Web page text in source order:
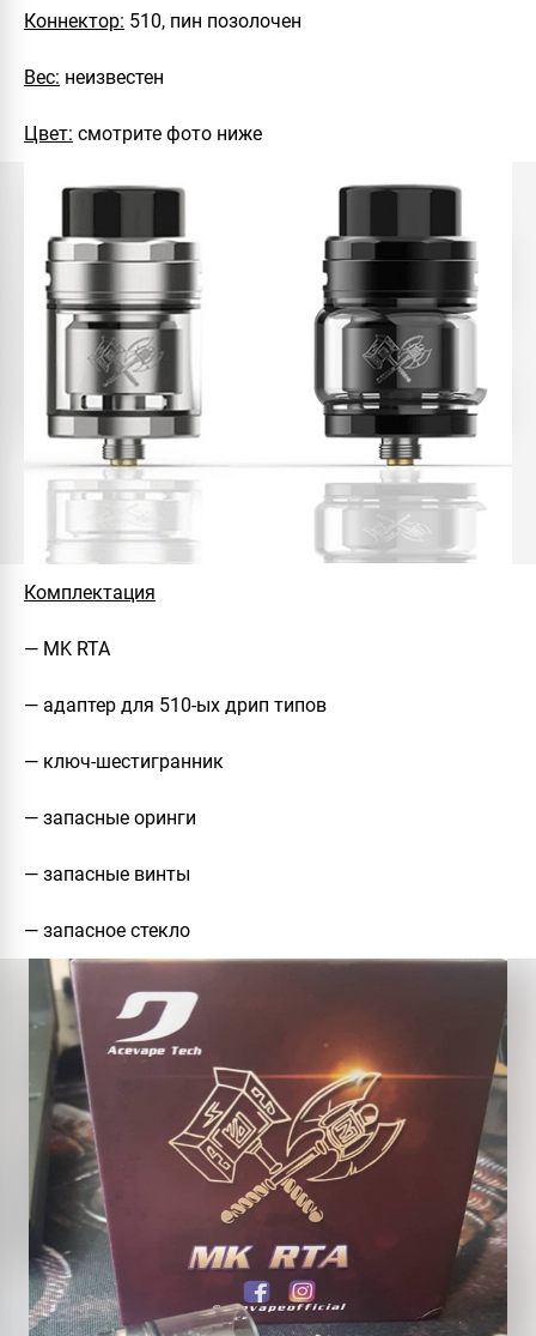
Коннектор: 510, пин позолочен
Вес: неизвестен
Цвет: смотрите фото ниже
Комплектация
— MK RTA
— адаптер для 510-ых дрип типов
— ключ-шестигранник
— запасные оринги
— запасные винты
— запасное стекло